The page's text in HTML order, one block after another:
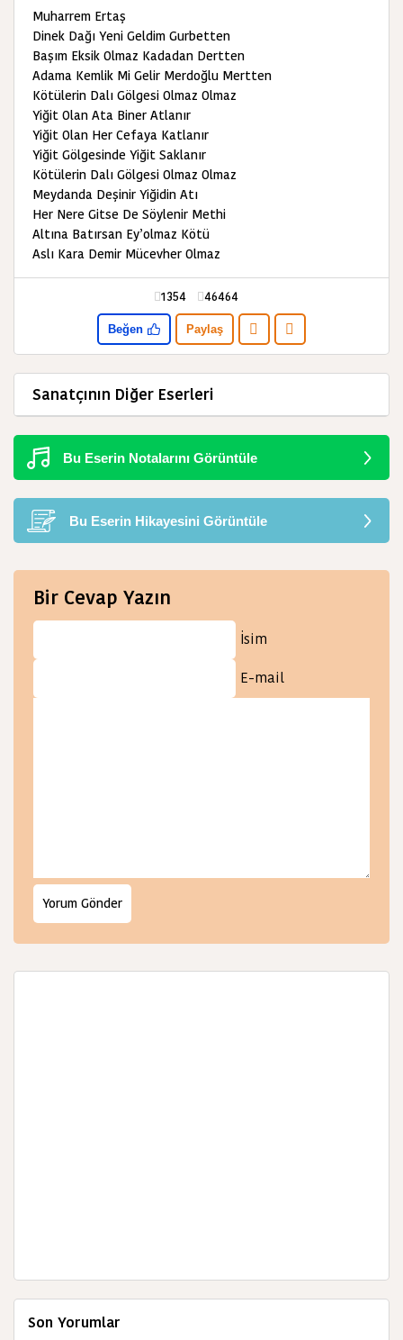
Muharrem Ertaş
Dinek Dağı Yeni Geldim Gurbetten
Başım Eksik Olmaz Kadadan Dertten
Adama Kemlik Mi Gelir Merdoğlu Mertten
Kötülerin Dalı Gölgesi Olmaz Olmaz
Yiğit Olan Ata Biner Atlanır
Yiğit Olan Her Cefaya Katlanır
Yiğit Gölgesinde Yiğit Saklanır
Kötülerin Dalı Gölgesi Olmaz Olmaz
Meydanda Deşinir Yiğidin Atı
Her Nere Gitse De Söylenir Methi
Altına Batırsan Ey’olmaz Kötü
Aslı Kara Demir Mücevher Olmaz
1354 46464
Beğen Paylaş
Sanatçının Diğer Eserleri
Bu Eserin Notalarını Görüntüle
Bu Eserin Hikayesini Görüntüle
Bir Cevap Yazın
İsim
E-mail
Son Yorumlar